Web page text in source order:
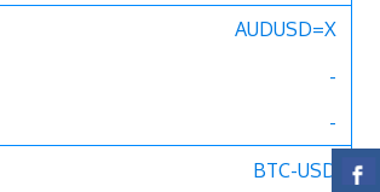
AUDUSD=X
-
-
BTC-USD